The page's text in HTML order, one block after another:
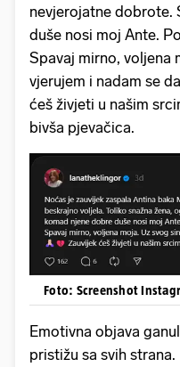
nevjerojatne dobrote.
duše nosi moj Ante.
Spavaj mirno, voljena
vjerujem i nadam se
ćeš živjeti u našim
bivša pjevačica.
Foto: Screenshot
Emotivna objava
pristižu sa svih strana.